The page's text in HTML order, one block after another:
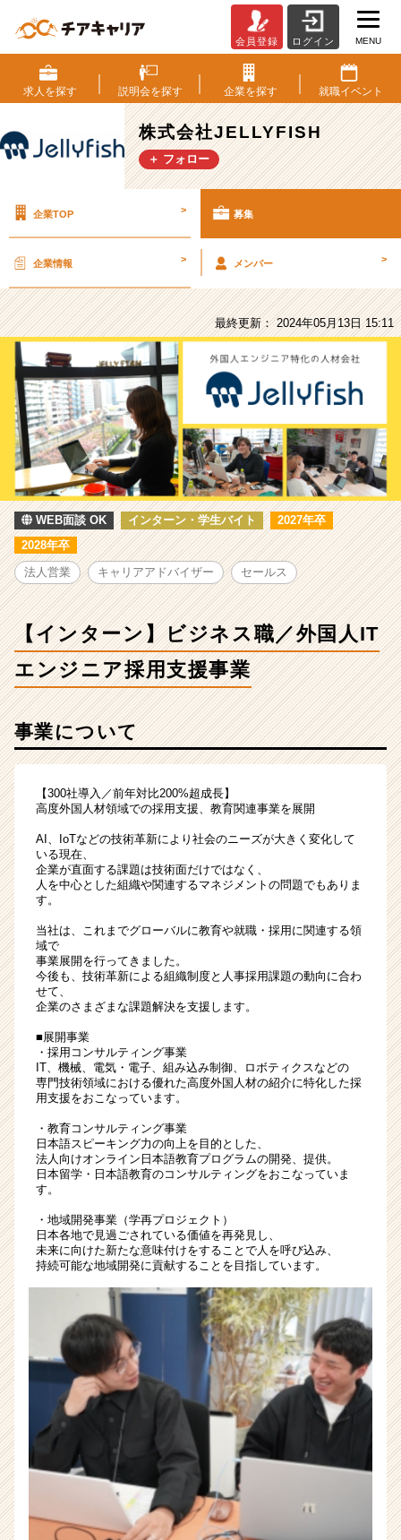
式
会
社
JELLYFISH
の
採
-
タ
ビ
ジ
ネ
職
人
IT
ジ
採
用
支
援
|
ベ
チ
ー・
長
企
か
ス
ウ
が
届
く
就
活
サ
イ
ト
ア
キ
ャ
リ
ア
（CheerCareer）
会員登録 ログイン MENU
求人を探す 説明会を探す 企業を探す 就職イベント
株式会社JELLYFISH
＋ フォロー
企業TOP > 募集
企業情報 > メンバー >
最終更新： 2024年05月13日 15:11
WEB面談 OK インターン・学生バイト
2027年卒
2028年卒
法人営業 キャリアアドバイザー セールス
【インターン】ビジネス職／外国人IT
エンジニア採用支援事業
事業について
【300社導入／前年対比200%超成長】
高度外国人材領域での採用支援、教育関連事業を展開
AI、IoTなどの技術革新により社会のニーズが大きく変化して
いる現在、
企業が直面する課題は技術面だけではなく、
人を中心とした組織や関連するマネジメントの問題でもありま
す。
当社は、これまでグローバルに教育や就職・採用に関連する領
域で
事業展開を行ってきました。
今後も、技術革新による組織制度と人事採用課題の動向に合わ
せて、
企業のさまざまな課題解決を支援します。
■展開事業
・採用コンサルティング事業
IT、機械、電気・電子、組み込み制御、ロボティクスなどの
専門技術領域における優れた高度外国人材の紹介に特化した採
用支援をおこなっています。
・教育コンサルティング事業
日本語スピーキング力の向上を目的とした、
法人向けオンライン日本語教育プログラムの開発、提供。
日本留学・日本語教育のコンサルティングをおこなっていま
す。
・地域開発事業（学再プロジェクト）
日本各地で見過ごされている価値を再発見し、
未来に向けた新たな意味付けをすることで人を呼び込み、
持続可能な地域開発に貢献することを目指しています。